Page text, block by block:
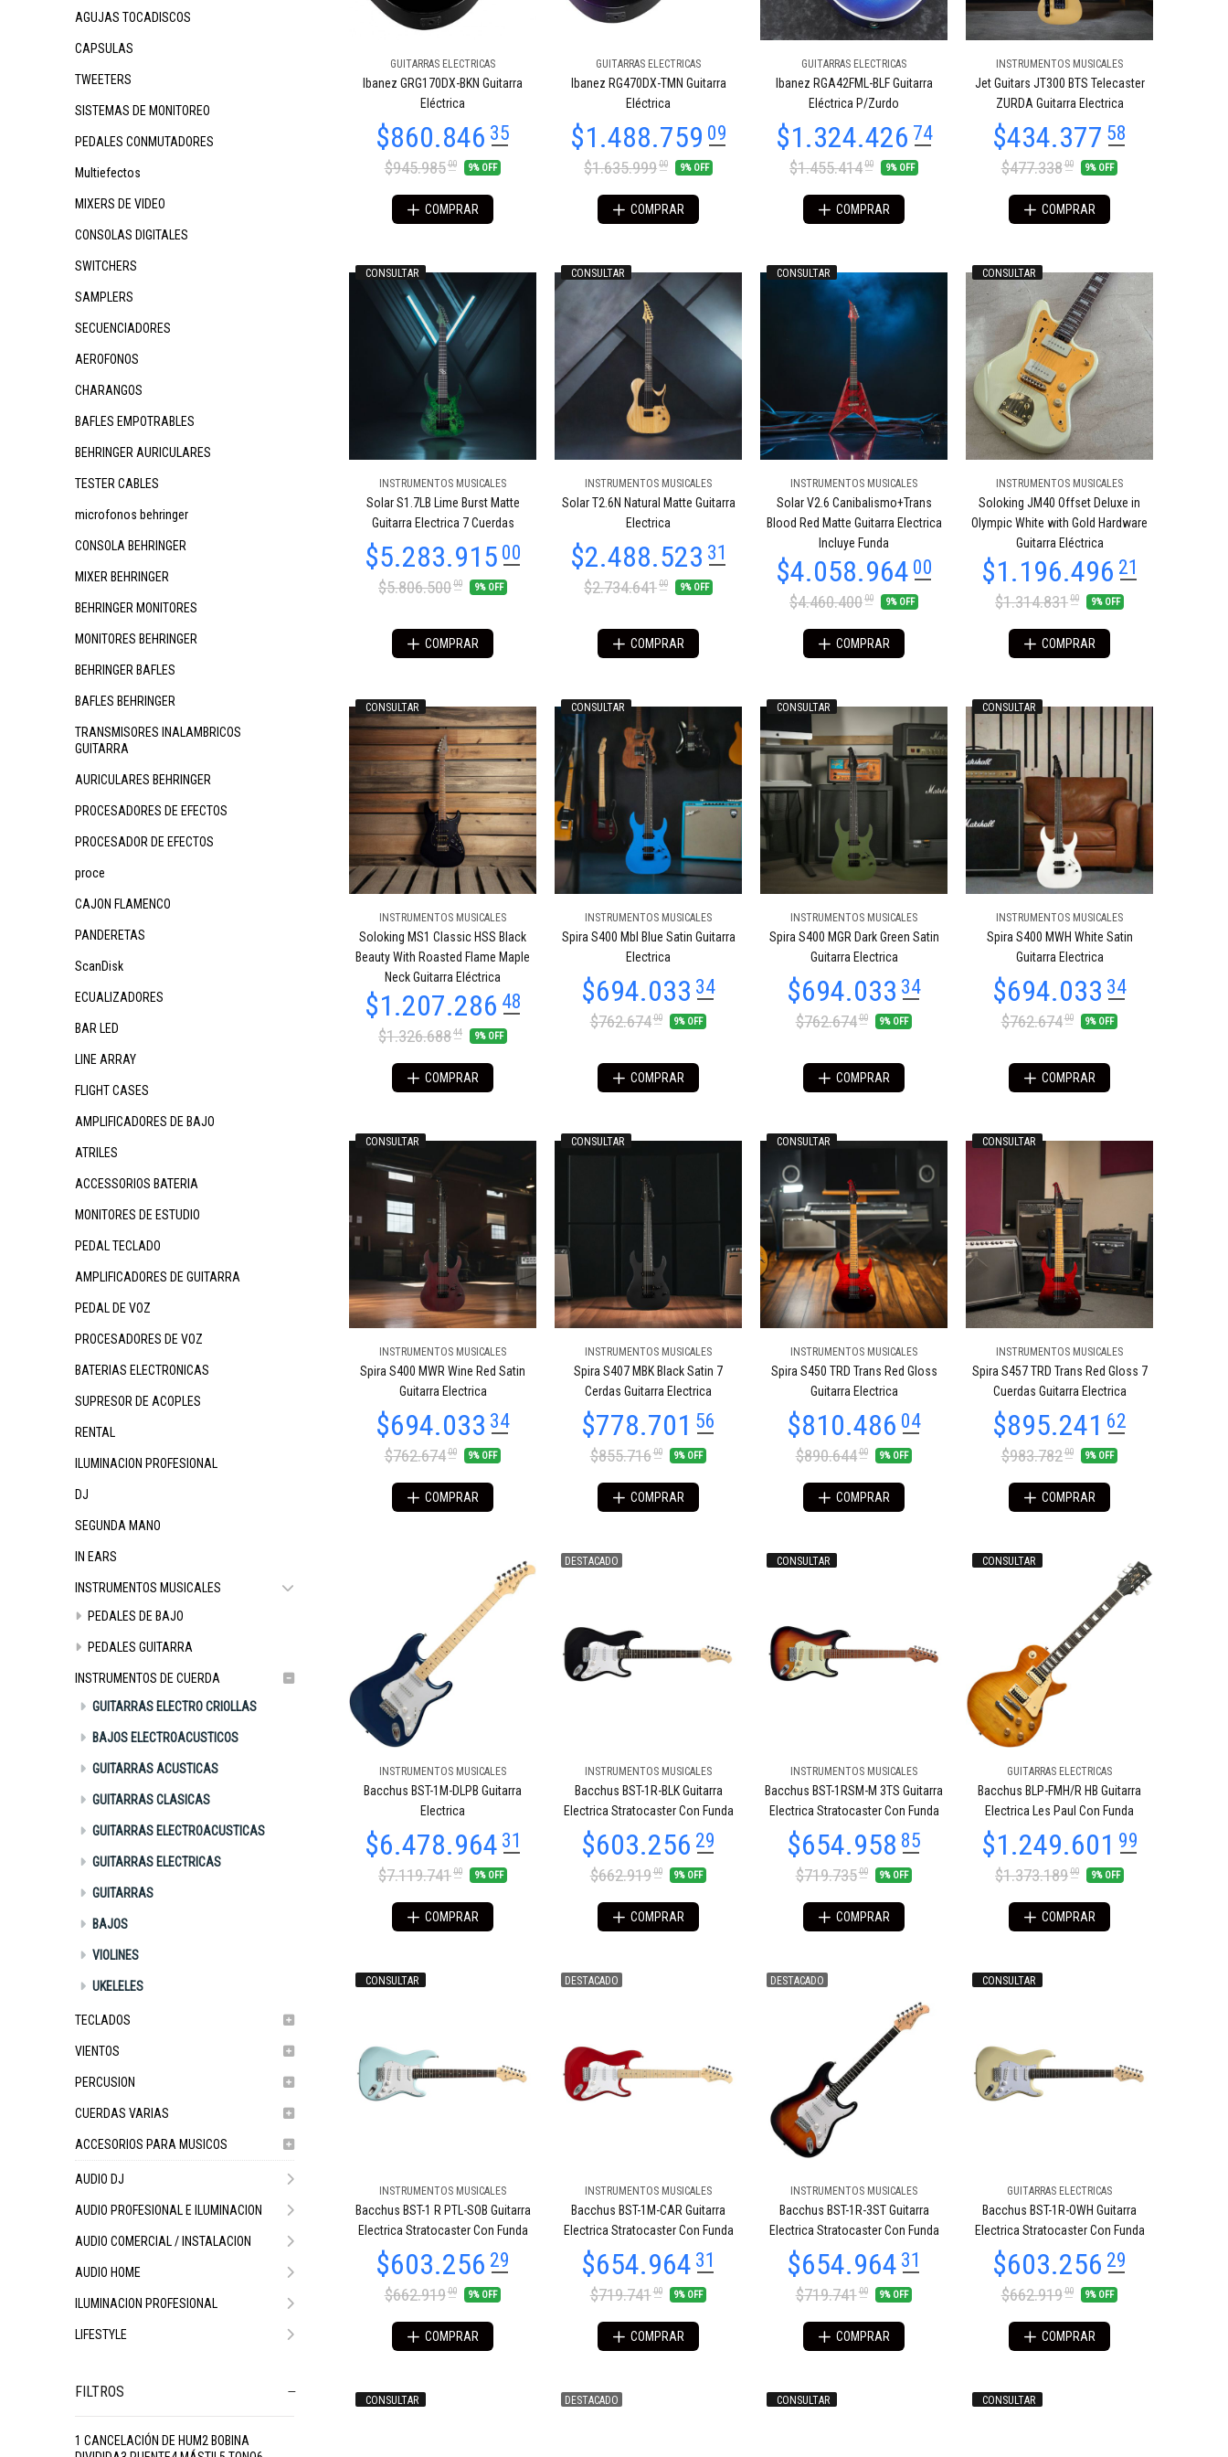
AGUJAS TOCADISCOS
CAPSULAS
TWEETERS
SISTEMAS DE MONITOREO
PEDALES CONMUTADORES
Multiefectos
MIXERS DE VIDEO
CONSOLAS DIGITALES
SWITCHERS
SAMPLERS
SECUENCIADORES
AEROFONOS
CHARANGOS
BAFLES EMPOTRABLES
BEHRINGER AURICULARES
TESTER CABLES
microfonos behringer
CONSOLA BEHRINGER
MIXER BEHRINGER
BEHRINGER MONITORES
MONITORES BEHRINGER
BEHRINGER BAFLES
BAFLES BEHRINGER
TRANSMISORES INALAMBRICOS
GUITARRA
AURICULARES BEHRINGER
PROCESADORES DE EFECTOS
PROCESADOR DE EFECTOS
proce
CAJON FLAMENCO
PANDERETAS
ScanDisk
ECUALIZADORES
BAR LED
LINE ARRAY
FLIGHT CASES
AMPLIFICADORES DE BAJO
ATRILES
ACCESSORIOS BATERIA
MONITORES DE ESTUDIO
PEDAL TECLADO
AMPLIFICADORES DE GUITARRA
PEDAL DE VOZ
PROCESADORES DE VOZ
BATERIAS ELECTRONICAS
SUPRESOR DE ACOPLES
RENTAL
ILUMINACION PROFESIONAL
DJ
SEGUNDA MANO
IN EARS
INSTRUMENTOS MUSICALES
PEDALES DE BAJO
PEDALES GUITARRA
INSTRUMENTOS DE CUERDA
GUITARRAS ELECTRO CRIOLLAS
BAJOS ELECTROACUSTICOS
GUITARRAS ACUSTICAS
GUITARRAS CLASICAS
GUITARRAS ELECTROACUSTICAS
GUITARRAS ELECTRICAS
GUITARRAS
BAJOS
VIOLINES
UKELELES
TECLADOS
VIENTOS
PERCUSION
CUERDAS VARIAS
ACCESORIOS PARA MUSICOS
AUDIO DJ
AUDIO PROFESIONAL E ILUMINACION
AUDIO COMERCIAL / INSTALACION
AUDIO HOME
ILUMINACION PROFESIONAL
LIFESTYLE
FILTROS
1 CANCELACIÓN DE HUM2 BOBINA
GUITARRAS ELECTRICAS
Ibanez GRG170DX-BKN Guitarra
Eléctrica
$945.98500 9% OFF
COMPRAR
GUITARRAS ELECTRICAS
Ibanez RG470DX-TMN Guitarra
Eléctrica
$1.635.99900 9% OFF
COMPRAR
GUITARRAS ELECTRICAS
Ibanez RGA42FML-BLF Guitarra
Eléctrica P/Zurdo
$1.455.41400 9% OFF
COMPRAR
INSTRUMENTOS MUSICALES
Jet Guitars JT300 BTS Telecaster
ZURDA Guitarra Electrica
$477.33800 9% OFF
COMPRAR
CONSULTAR
INSTRUMENTOS MUSICALES
Solar S1.7LB Lime Burst Matte
Guitarra Electrica 7 Cuerdas
$5.806.50000 9% OFF
COMPRAR
CONSULTAR
INSTRUMENTOS MUSICALES
Solar T2.6N Natural Matte Guitarra
Electrica
$2.734.64100 9% OFF
COMPRAR
CONSULTAR
INSTRUMENTOS MUSICALES
Solar V2.6 Canibalismo+Trans
Blood Red Matte Guitarra Electrica
Incluye Funda
$4.460.40000 9% OFF
COMPRAR
CONSULTAR
INSTRUMENTOS MUSICALES
Soloking JM40 Offset Deluxe in
Olympic White with Gold Hardware
Guitarra Eléctrica
$1.314.83100 9% OFF
COMPRAR
CONSULTAR
INSTRUMENTOS MUSICALES
Soloking MS1 Classic HSS Black
Beauty With Roasted Flame Maple
Neck Guitarra Eléctrica
$1.326.68844 9% OFF
COMPRAR
CONSULTAR
INSTRUMENTOS MUSICALES
Spira S400 Mbl Blue Satin Guitarra
Electrica
$762.67400 9% OFF
COMPRAR
CONSULTAR
INSTRUMENTOS MUSICALES
Spira S400 MGR Dark Green Satin
Guitarra Electrica
$694.033 34
$762.67400 9% OFF
COMPRAR
CONSULTAR
INSTRUMENTOS MUSICALES
Spira S400 MWH White Satin
Guitarra Electrica
$694.033
$762.67400 9% OFF
COMPRAR
CONSULTAR
INSTRUMENTOS MUSICALES
Spira S400 MWR Wine Red Satin
Guitarra Electrica
$762.67400 9% OFF
COMPRAR
CONSULTAR
INSTRUMENTOS MUSICALES
Spira S407 MBK Black Satin 7
Cerdas Guitarra Electrica
$855.71600 9% OFF
COMPRAR
CONSULTAR
INSTRUMENTOS MUSICALES
Spira S450 TRD Trans Red Gloss
Guitarra Electrica
$810.48604
$890.64400 9% OFF
COMPRAR
CONSULTAR
INSTRUMENTOS MUSICALES
Spira S457 TRD Trans Red Gloss 7
Cuerdas Guitarra Electrica
$895.241
$983.78200 9% OFF
COMPRAR
INSTRUMENTOS MUSICALES
Bacchus BST-1M-DLPB Guitarra
Electrica
$6.478.964
$7.119.74100 9% OFF
COMPRAR
DESTACADO
INSTRUMENTOS MUSICALES
Bacchus BST-1R-BLK Guitarra
Electrica Stratocaster Con Funda
$662.91900 9% OFF
COMPRAR
CONSULTAR
INSTRUMENTOS MUSICALES
Bacchus BST-1RSM-M 3TS Guitarra
Electrica Stratocaster Con Funda
$654.958 85
$719.73500 9% OFF
COMPRAR
CONSULTAR
GUITARRAS ELECTRICAS
Bacchus BLP-FMH/R HB Guitarra
Electrica Les Paul Con Funda
$1.249.601 99
$1.373.18900 9% OFF
COMPRAR
CONSULTAR
INSTRUMENTOS MUSICALES
Bacchus BST-1 R PTL-SOB Guitarra
Electrica Stratocaster Con Funda
$603.256
$662.91900 9% OFF
COMPRAR
DESTACADO
INSTRUMENTOS MUSICALES
Bacchus BST-1M-CAR Guitarra
Electrica Stratocaster Con Funda
31
$719.74100 9% OFF
COMPRAR
DESTACADO
INSTRUMENTOS MUSICALES
Bacchus BST-1R-3ST Guitarra
Electrica Stratocaster Con Funda
$654.96431
$719.74100 9% OFF
COMPRAR
CONSULTAR
GUITARRAS ELECTRICAS
Bacchus BST-1R-OWH Guitarra
Electrica Stratocaster Con Funda
$603.256 29
$662.91900 9% OFF
COMPRAR
CONSULTAR DESTACADO CONSULTAR
$654.958
CONSULTAR
$601.058 64
$689.435
$689.435 $689.435 11 $689.435
$603.256
$654.958 85 $654.958
$689.435 11 $689.435 11
$689.435 11 $689.435